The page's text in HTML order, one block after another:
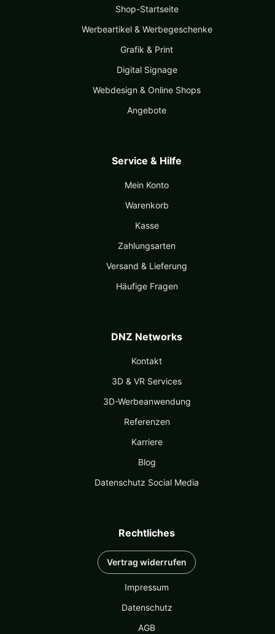
Shop-Startseite
Werbeartikel & Werbegeschenke
Grafik & Print
Digital Signage
Webdesign & Online Shops
Angebote
Service & Hilfe
Mein Konto
Warenkorb
Kasse
Zahlungsarten
Versand & Lieferung
Häufige Fragen
DNZ Networks
Kontakt
3D & VR Services
3D-Werbeanwendung
Referenzen
Karriere
Blog
Datenschutz Social Media
Rechtliches
Vertrag widerrufen
Impressum
Datenschutz
AGB